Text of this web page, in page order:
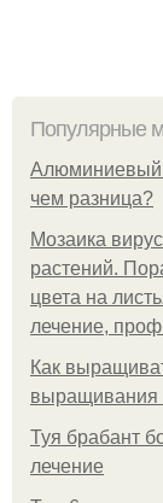
Популярные
Алюминиевый
чем разница?
Мозаика
растений.
цвета на
лечение,
Как
выращивания
Туя брабант
лечение